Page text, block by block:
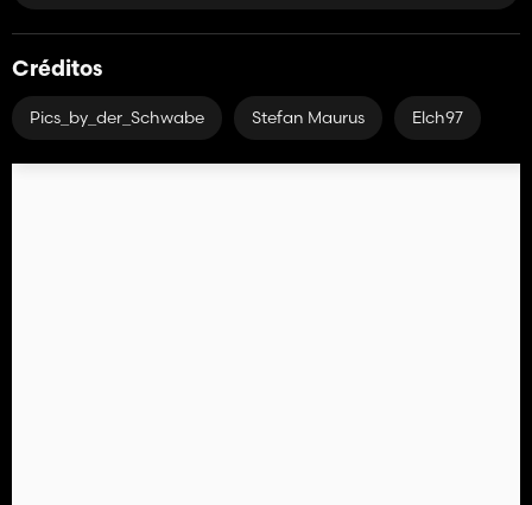
Créditos
Pics_by_der_Schwabe Stefan Maurus Elch97